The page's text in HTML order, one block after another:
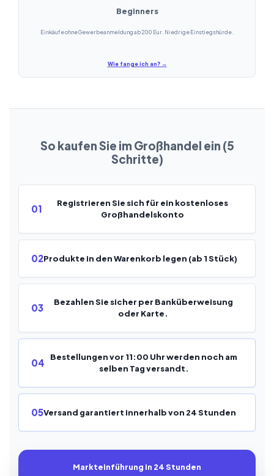
Beginners
Einkäufe ohne Gewerbeanmeldung ab 200 Eur. Niedrige Einstiegshürde.
Wie fange ich an? →
So kaufen Sie im Großhandel ein (5
Schritte)
01
Registrieren Sie sich für ein kostenloses
Großhandelskonto
02Produkte in den Warenkorb legen (ab 1 Stück)
03
Bezahlen Sie sicher per Banküberweisung
oder Karte.
04
Bestellungen vor 11:00 Uhr werden noch am
selben Tag versandt.
05Versand garantiert innerhalb von 24 Stunden
Markteinführung in 24 Stunden